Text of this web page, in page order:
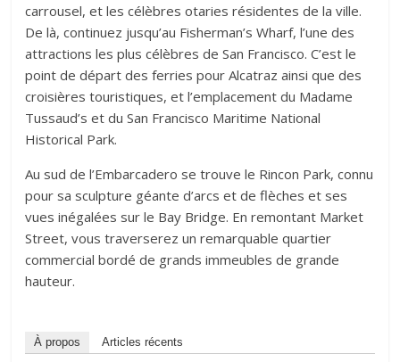
carrousel, et les célèbres otaries résidentes de la ville.
De là, continuez jusqu’au Fisherman’s Wharf, l’une des
attractions les plus célèbres de San Francisco. C’est le
point de départ des ferries pour Alcatraz ainsi que des
croisières touristiques, et l’emplacement du Madame
Tussaud’s et du San Francisco Maritime National
Historical Park.
Au sud de l’Embarcadero se trouve le Rincon Park, connu
pour sa sculpture géante d’arcs et de flèches et ses
vues inégalées sur le Bay Bridge. En remontant Market
Street, vous traverserez un remarquable quartier
commercial bordé de grands immeubles de grande
hauteur.
À propos Articles récents